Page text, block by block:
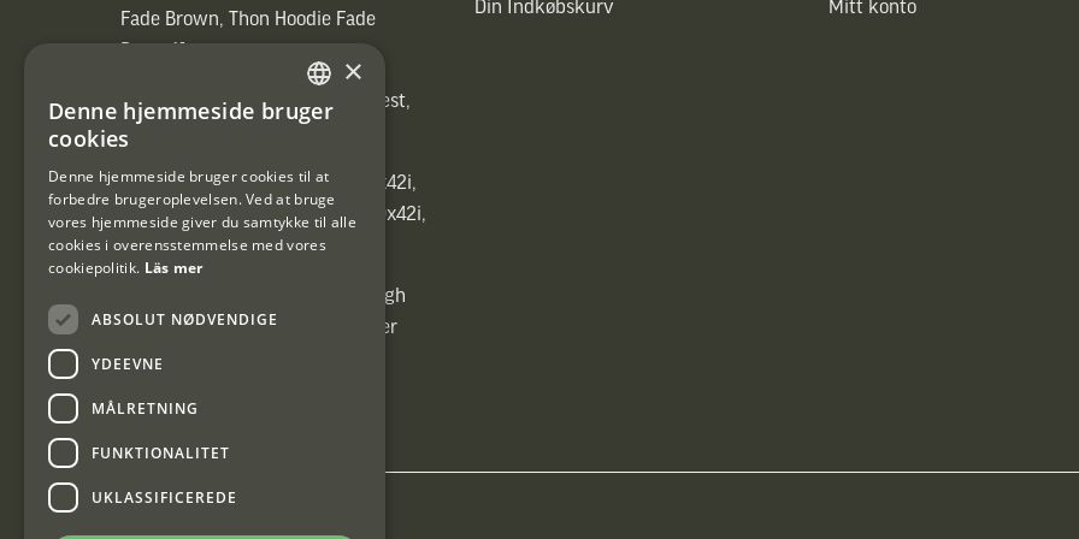
Fade Brown, Thon Hoodie Fade
[ih_use_fallback_field(Heated vest,
Heated vest)]
[ih_use_fallback_field(C6 1,7-10x42i,
6ggr förstoringsväxel!, C6 1,7-10x42i,
6ggr förstoringsväxel!)]
[ih_use_fallback_field(Carrier High
Energy Professional 15kg, Carrier
High Energy Professional 15kg)]
Din Indkøbskurv Mitt konto
SWEDISH
×
Denne hjemmeside bruger
cookies
Denne hjemmeside bruger cookies til at
forbedre brugeroplevelsen. Ved at bruge
vores hjemmeside giver du samtykke til alle
cookies i overensstemmelse med vores
cookiepolitik. Läs mer
ABSOLUT NØDVENDIGE
YDEEVNE
MÅLRETNING
FUNKTIONALITET
UKLASSIFICEREDE